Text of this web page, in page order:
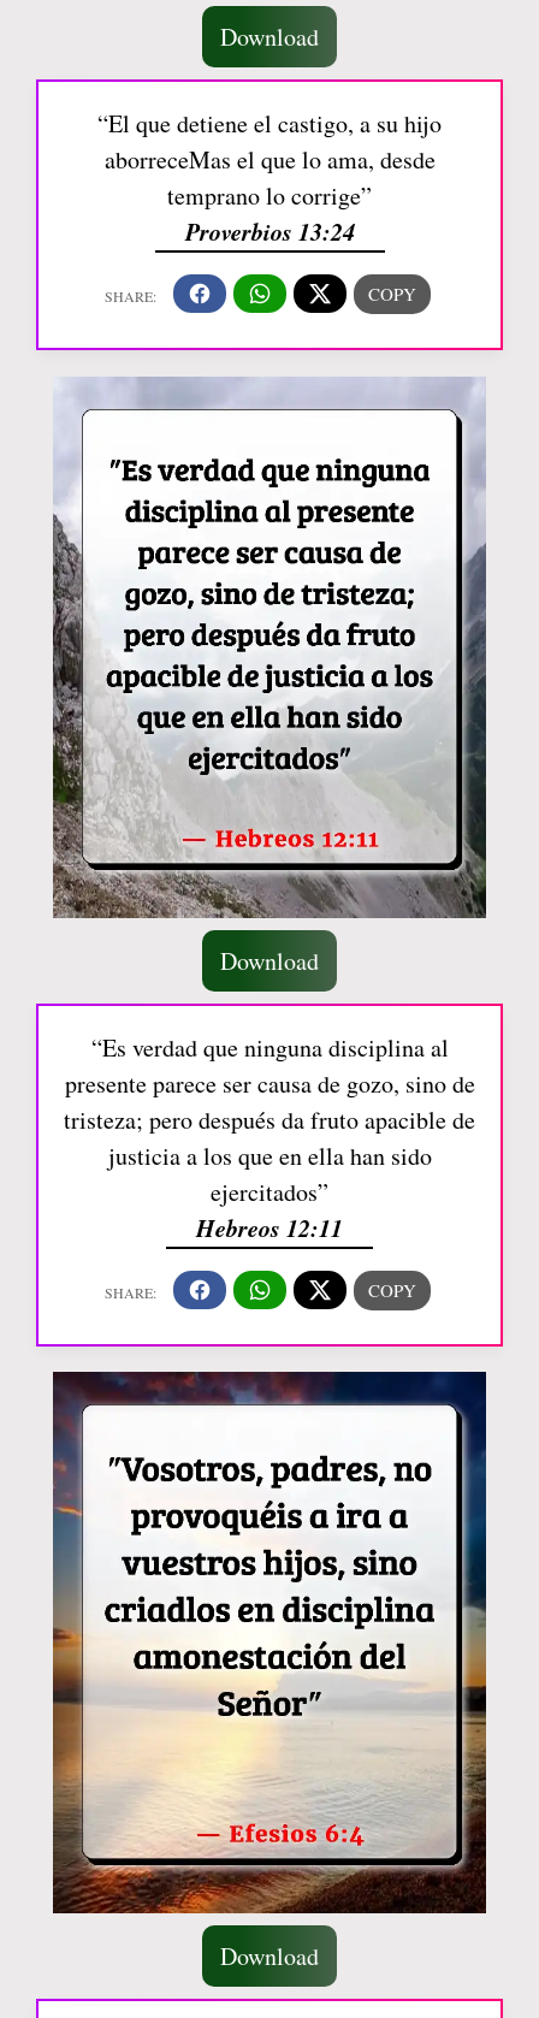
Download
“El que detiene el castigo, a su hijo
aborreceMas el que lo ama, desde
temprano lo corrige”
Proverbios 13:24
Download
“Es verdad que ninguna disciplina al
presente parece ser causa de gozo, sino de
tristeza; pero después da fruto apacible de
justicia a los que en ella han sido
ejercitados”
Hebreos 12:11
Download